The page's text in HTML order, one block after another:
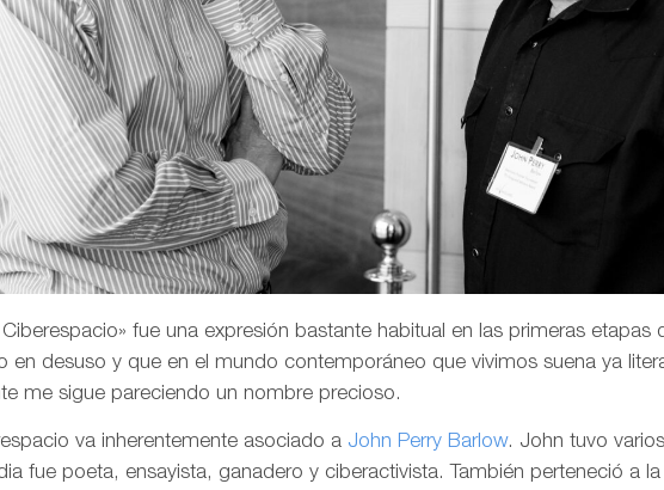
fue una expresión bastante habitual en las primeras etapas
en desuso y que en el mundo contemporáneo que vivimos suena ya
me sigue pareciendo un nombre precioso.
va inherentemente asociado a John Perry Barlow. John tuvo varios
fue poeta, ensayista, ganadero y ciberactivista. También perteneció a la